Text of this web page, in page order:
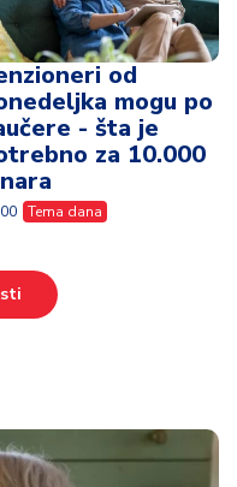
od
mogu po
- šta je
za 10.000
Tema dana